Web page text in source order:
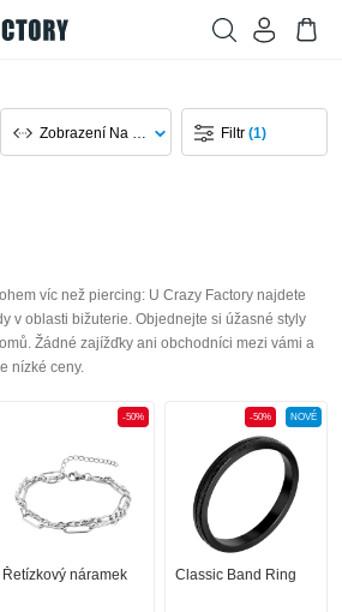
Zobrazení Na Stránku Filtr(1)
víc než piercing: U Crazy Factory najdete
v oblasti bižuterie. Objednejte si úžasné styly
Žádné zajížďky ani obchodníci mezi vámi a
nízké ceny.
-50%
Řetízkový náramek
NOVÉ
-50%
Classic Band Ring